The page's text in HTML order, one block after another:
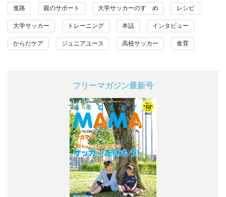
進路 親のサポート 大学サッカーのすゝめ レシピ
大学サッカー トレーニング 本誌 インタビュー
からだケア ジュニアユース 高校サッカー 食育
フリーマガジン最新号